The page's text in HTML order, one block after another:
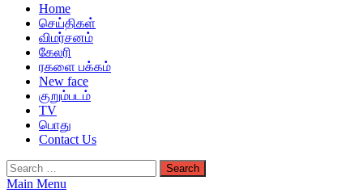
Home
செய்திகள்
விமர்சனம்
கேலரி
ரகளை பக்கம்
New face
குறும்படம்
TV
பொது
Contact Us
Search
for:
Main Menu